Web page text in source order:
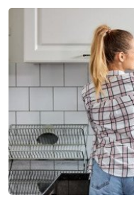
práve na nás.